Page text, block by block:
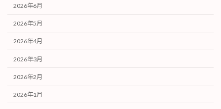
2026年6月
2026年5月
2026年4月
2026年3月
2026年2月
2026年1月